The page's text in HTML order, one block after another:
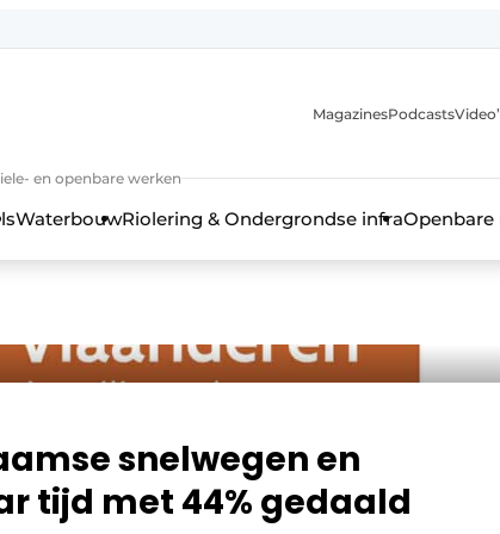
en openbare werken
MagazinesPodcasts
WaterbouwRiolering & Ondergrondse infra
snelwegen en
tijd met 44% gedaald